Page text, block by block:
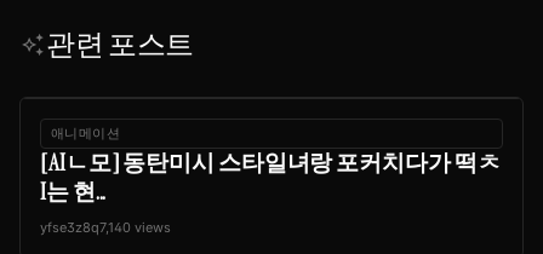
auto_awesome관련 포스트
애니메이션
[AIㄴ모] 동탄미시 스타일녀랑 포커치다가 떡ㅊ
I는 현...
yfse3z8q7,140 views